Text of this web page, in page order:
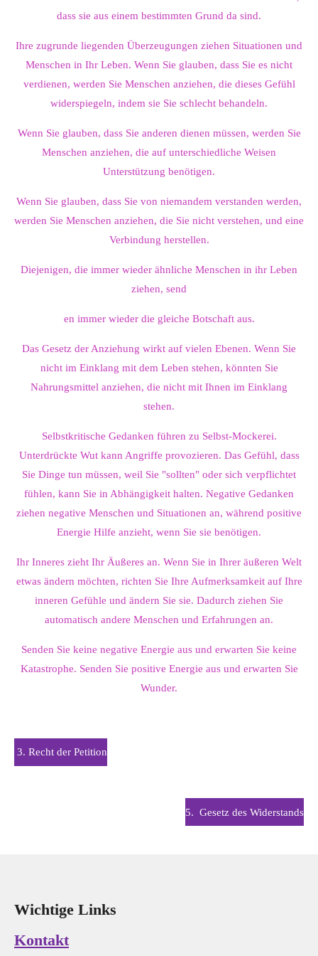
dass sie aus einem bestimmten Grund da sind.
Ihre zugrunde liegenden Überzeugungen ziehen Situationen und
Menschen in Ihr Leben. Wenn Sie glauben, dass Sie es nicht
verdienen, werden Sie Menschen anziehen, die dieses Gefühl
widerspiegeln, indem sie Sie schlecht behandeln.
Wenn Sie glauben, dass Sie anderen dienen müssen, werden Sie
Menschen anziehen, die auf unterschiedliche Weisen
Unterstützung benötigen.
Wenn Sie glauben, dass Sie von niemandem verstanden werden,
werden Sie Menschen anziehen, die Sie nicht verstehen, und eine
Verbindung herstellen.
Diejenigen, die immer wieder ähnliche Menschen in ihr Leben
ziehen, send
en immer wieder die gleiche Botschaft aus.
Das Gesetz der Anziehung wirkt auf vielen Ebenen. Wenn Sie
nicht im Einklang mit dem Leben stehen, könnten Sie
Nahrungsmittel anziehen, die nicht mit Ihnen im Einklang
stehen.
Selbstkritische Gedanken führen zu Selbst-Mockerei.
Unterdrückte Wut kann Angriffe provozieren. Das Gefühl, dass
Sie Dinge tun müssen, weil Sie "sollten" oder sich verpflichtet
fühlen, kann Sie in Abhängigkeit halten. Negative Gedanken
ziehen negative Menschen und Situationen an, während positive
Energie Hilfe anzieht, wenn Sie sie benötigen.
Ihr Inneres zieht Ihr Äußeres an. Wenn Sie in Ihrer äußeren Welt
etwas ändern möchten, richten Sie Ihre Aufmerksamkeit auf Ihre
inneren Gefühle und ändern Sie sie. Dadurch ziehen Sie
automatisch andere Menschen und Erfahrungen an.
Senden Sie keine negative Energie aus und erwarten Sie keine
Katastrophe. Senden Sie positive Energie aus und erwarten Sie
Wunder.
3. Recht der Petition
5. Gesetz des Widerstands
Wichtige Links
Kontakt